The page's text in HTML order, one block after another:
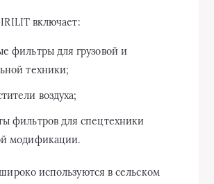
включает:
фильтры для грузовой и
техники;
воздуха;
фильтров для спецтехники
модификации.
используются в сельском